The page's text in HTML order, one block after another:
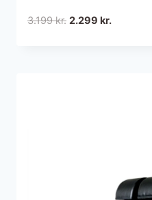
3.199kr. Den
2.299 kr.